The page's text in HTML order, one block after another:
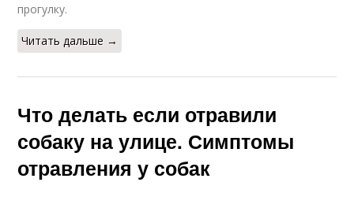
прогулку.
Читать дальше →
Что делать если отравили
собаку на улице. Симптомы
отравления у собак